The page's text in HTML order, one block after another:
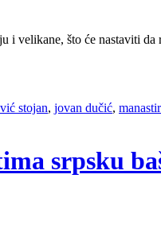
velikane, što će nastaviti
stojan, jovan dučić,
srpsku